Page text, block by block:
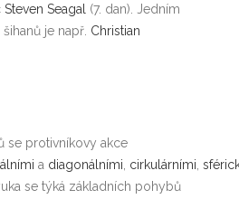
Steven Seagal (7. dan). Jedním
je např. Christian
se protivníkovy akce
a diagonálními cirkulárními
se týká základních pohybů